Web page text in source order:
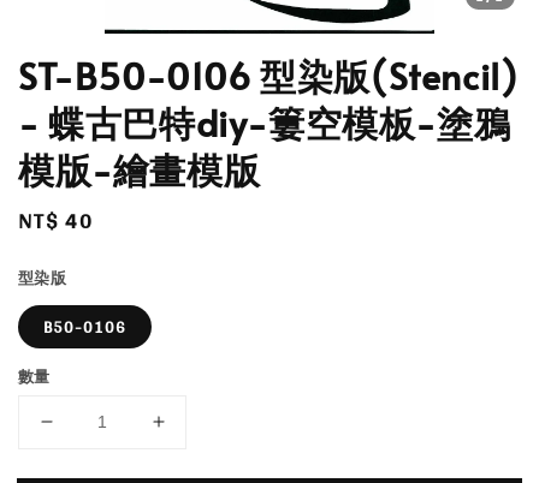
ST-B50-0106 型染版(Stencil)
- 蝶古巴特diy-簍空模板-塗鴉
模版-繪畫模版
Regular
NT$ 40
型染版
B50-0106
數量